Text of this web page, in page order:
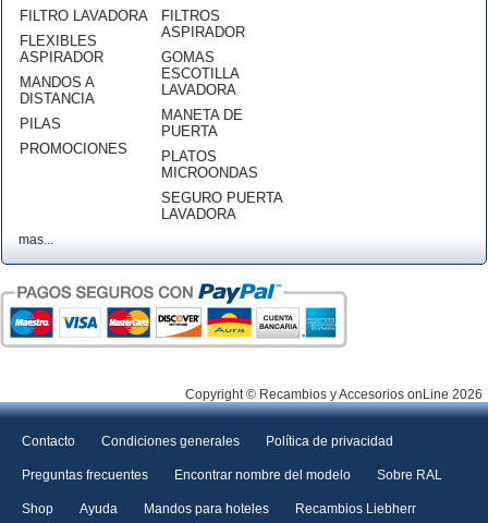
FILTRO LAVADORA
FLEXIBLES
ASPIRADOR
MANDOS A
DISTANCIA
PILAS
PROMOCIONES
FILTROS
ASPIRADOR
GOMAS
ESCOTILLA
LAVADORA
MANETA DE
PUERTA
PLATOS
MICROONDAS
SEGURO PUERTA
LAVADORA
mas...
Copyright © Recambios y Accesorios onLine 2026
Contacto Condiciones generales Política de privacidad
Preguntas frecuentes Encontrar nombre del modelo Sobre RAL
Shop Ayuda Mandos para hoteles Recambios Liebherr